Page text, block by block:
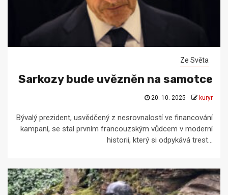
Ze Světa
Sarkozy bude uvězněn na samotce
20. 10. 2025 kuryr
Bývalý prezident, usvědčený z nesrovnalostí ve financování
kampaní, se stal prvním francouzským vůdcem v moderní
historii, který si odpykává trest...